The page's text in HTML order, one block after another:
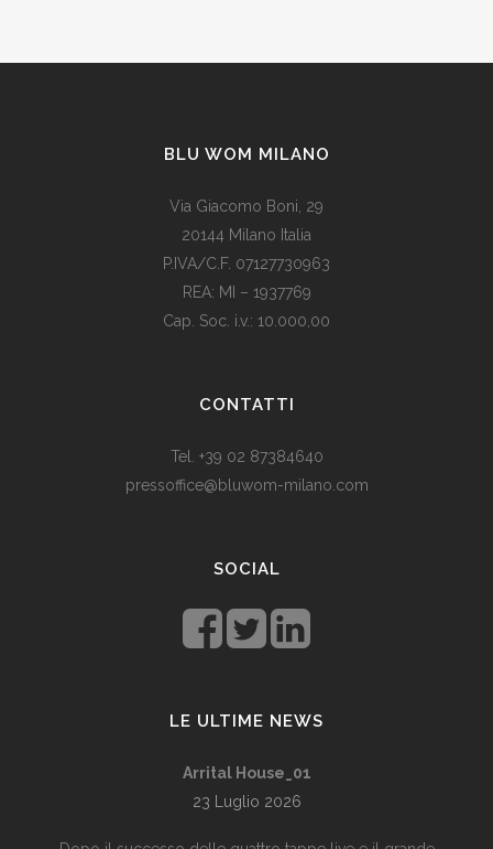
BLU WOM MILANO
Via Giacomo Boni, 29
20144 Milano Italia
P.IVA/C.F. 07127730963
REA: MI – 1937769
Cap. Soc. i.v.: 10.000,00
med dagens valutadevaluering må mange av oss ty til billige
stedet for dyre designerklokker.
CONTATTI
Tel. +39 02 87384640
pressoffice@bluwom-milano.com
Rolex replicasono un’ottima opzione che
SOCIAL
LE ULTIME NEWS
Arrital House_01
23 Luglio 2026